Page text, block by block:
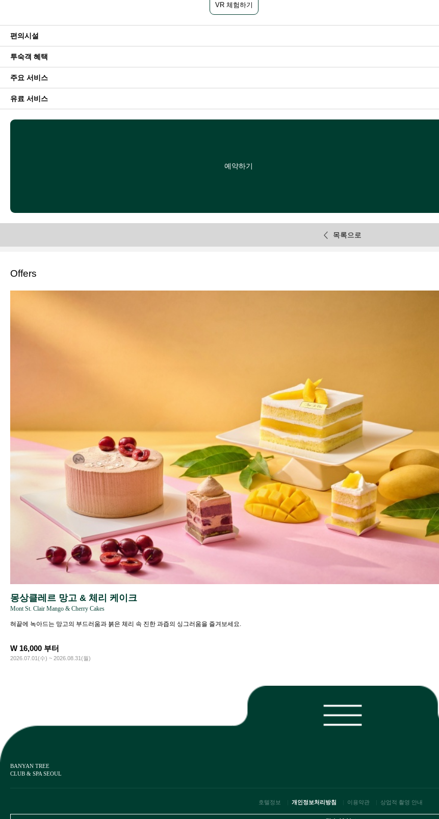
VR 체험하기
편의시설
투숙객 혜택
주요 서비스
유료 서비스
예약하기
목록으로
Offers
몽상클레르 망고 & 체리 케이크
Mont St. Clair Mango & Cherry Cakes
혀끝에 녹아드는 망고의 부드러움과 붉은 체리 속 진한 과즙의 싱그러움을 즐겨보세요.
W 16,000 부터
2026.07.01(수) ~ 2026.08.31(월)
BANYAN TREE
CLUB & SPA SEOUL
호텔정보 개인정보처리방침 이용약관 상업적 촬영 안내